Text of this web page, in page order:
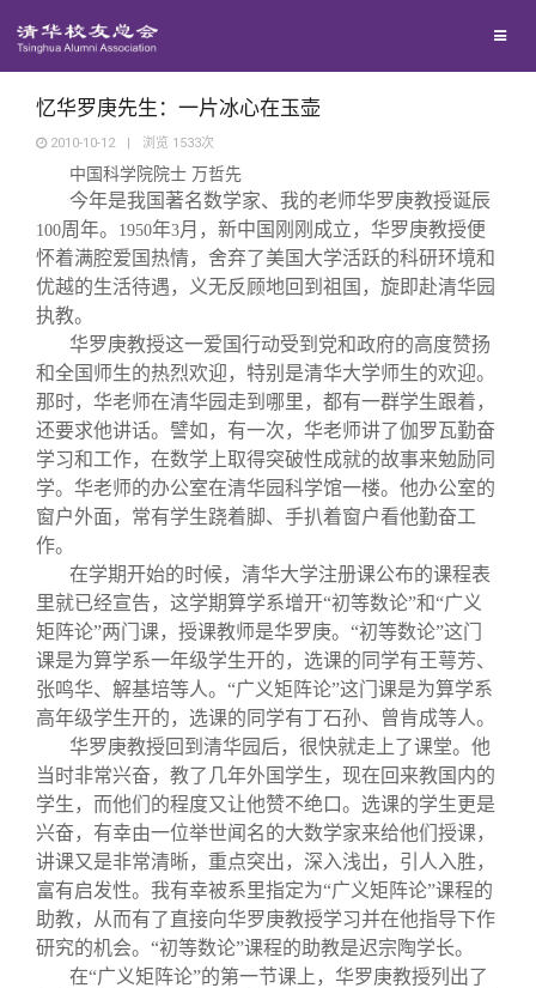
西南联大校友会
义工计划
新媒体平台
青春风采
校友文苑
校友讲坛
校友服务
终身学习
三创大赛
实用信息
校友总会
会长致辞
总会章程
理事会名单
制度法规
联系我们
忆华罗庚先生：一片冰心在玉壶
2010-10-12 | 浏览 1533次
中国科学院院士 万哲先
今年是我国著名数学家、我的老师华罗庚教授诞辰
100周年。 1950年3月，新中国刚刚成立，华罗庚教授便
怀着满腔爱国热情，舍弃了美国大学活跃的科研环境和
优越的生活待遇，义无反顾地回到祖国，旋即赴清华园
执教。
华罗庚教授这一爱国行动受到党和政府的高度赞扬
和全国师生的热烈欢迎，特别是清华大学师生的欢迎。
那时，华老师在清华园走到哪里，都有一群学生跟着，
还要求他讲话。譬如，有一次，华老师讲了伽罗瓦勤奋
学习和工作，在数学上取得突破性成就的故事来勉励同
学。华老师的办公室在清华园科学馆一楼。他办公室的
窗户外面，常有学生跷着脚、手扒着窗户看他勤奋工
作。
在学期开始的时候，清华大学注册课公布的课程表
里就已经宣告，这学期算学系增开“初等数论”和“广义
矩阵论”两门课，授课教师是华罗庚。“初等数论”这门
课是为算学系一年级学生开的，选课的同学有王萼芳、
张鸣华、解基培等人。“广义矩阵论”这门课是为算学系
高年级学生开的，选课的同学有丁石孙、曾肯成等人。
华罗庚教授回到清华园后，很快就走上了课堂。他
当时非常兴奋，教了几年外国学生，现在回来教国内的
学生，而他们的程度又让他赞不绝口。选课的学生更是
兴奋，有幸由一位举世闻名的大数学家来给他们授课，
讲课又是非常清晰，重点突出，深入浅出，引人入胜，
富有启发性。我有幸被系里指定为“广义矩阵论”课程的
助教，从而有了直接向华罗庚教授学习并在他指导下作
研究的机会。“初等数论”课程的助教是迟宗陶学长。
在“广义矩阵论”的第一节课上，华罗庚教授列出了